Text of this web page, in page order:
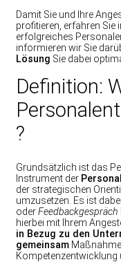
Damit Sie und Ihre
profitieren, erfahren Sie
erfolgreiches
informieren wir Sie
Lösung Sie dabei
Definition:
?
Grundsätzlich ist das
Instrument der
der strategischen
umzusetzen. Es ist
oderFeedbackgespräch
hierbei mit Ihrem
in Bezug zu den
gemeinsam
Kompetenzentwicklung